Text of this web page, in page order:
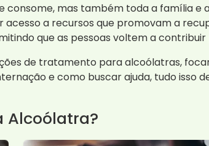
mas também toda a família e
acesso a recursos que promovam a
que as pessoas voltem a
de tratamento para alcoólatras,
e como buscar ajuda, tudo isso
Alcoólatra?